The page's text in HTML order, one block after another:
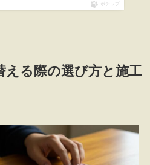
ポチップ
える際の選び方と施工